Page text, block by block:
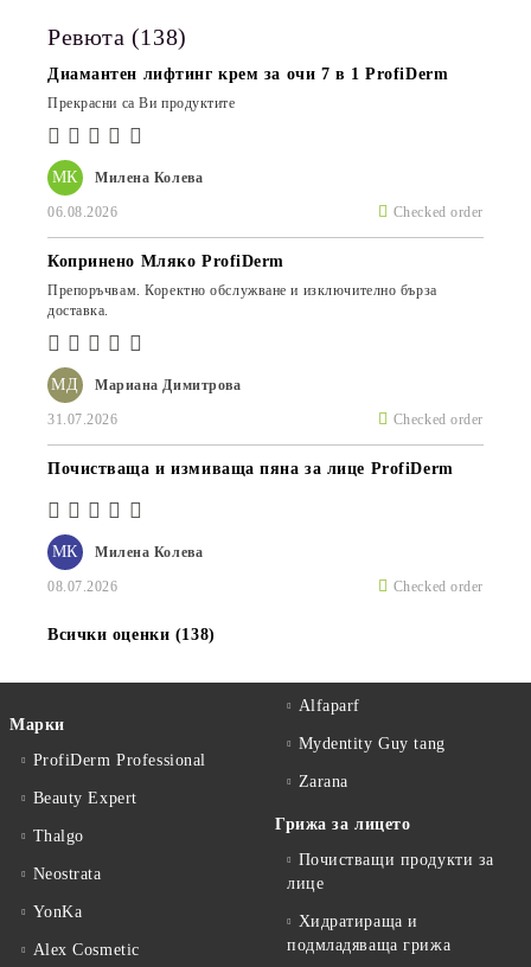
Ревюта (138)
МК Милена Колева
06.08.2026 Checked order
Диамантен лифтинг крем за очи 7 в 1 ProfiDerm
Прекрасни са Ви продуктите
МД Мариана Димитрова
31.07.2026 Checked order
Копринено Мляко ProfiDerm
Препоръчвам. Коректно обслужване и изключително бърза
доставка.
МК Милена Колева
08.07.2026 Checked order
Почистваща и измиваща пяна за лице ProfiDerm
Всички оценки (138)
Марки
ProfiDerm Professional
Beauty Expert
Thalgo
Neostrata
YonKa
Alex Cosmetic
Alfaparf
Mydentity Guy tang
Zarana
Грижа за лицето
Почистващи продукти за
лице
Хидратираща и
подмладяваща грижа